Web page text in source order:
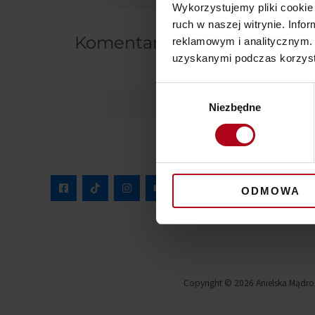
Wykorzystujemy pliki
ruch w naszej witrynie.
reklamowym i
uzyskanymi podczas
Niezbędne
ODMOWA
Komentarze
Copyright © 2026 Anielska